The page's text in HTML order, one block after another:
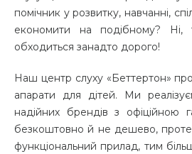
помічник у розвитку, навчанні,
економити на подібному? Ні,
обходиться занадто дорого!
Наш центр слуху «Беттертон»
апарати для дітей. Ми
надійних брендів з офіційною
безкоштовно й не дешево, проте
функціональний прилад, тим